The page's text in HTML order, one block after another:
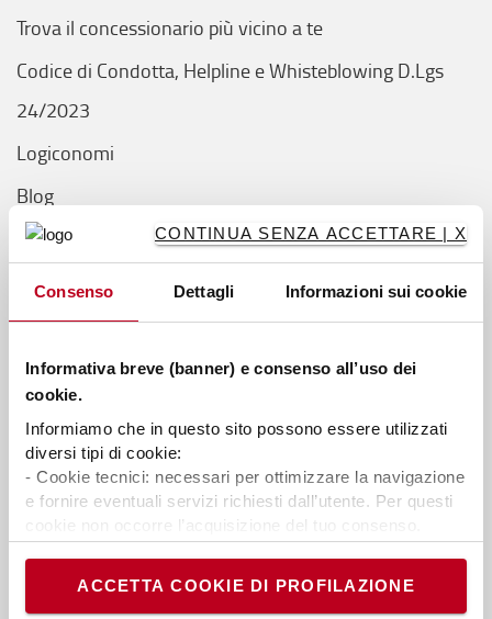
CONTINUA SENZA ACCETTARE | X
Consenso Dettagli Informazioni sui cookie
Informativa breve (banner) e consenso all’uso dei
cookie.
Informiamo che in questo sito possono essere utilizzati
diversi tipi di cookie:
- Cookie tecnici: necessari per ottimizzare la navigazione
e fornire eventuali servizi richiesti dall’utente. Per questi
cookie non occorre l’acquisizione del tuo consenso.
aggregate, al fine di ottimizzare il sito. Per questi cookie
ACCETTA COOKIE DI PROFILAZIONE
Trova il concessionario più vicino a te
Codice di Condotta, Helpline e Whisteblowing D.Lgs
24/2023
Logiconomi
Blog
Acquistare Online
Come acquistare online
Pagamento
Domande frequenti
Guide
Guida sul transpallet manuale
Guida sul transpallet elettrico